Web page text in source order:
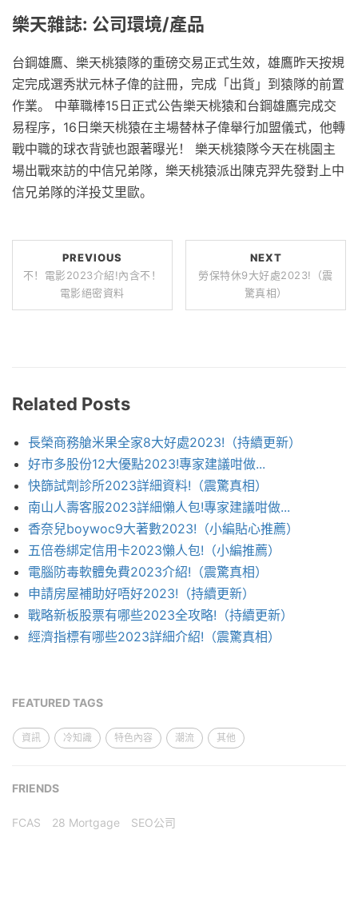
樂天雜誌: 公司環境/產品
台鋼雄鷹、樂天桃猿隊的重磅交易正式生效，雄鷹昨天按規
定完成選秀狀元林子偉的註冊，完成「出貨」到猿隊的前置
作業。 中華職棒15日正式公告樂天桃猿和台鋼雄鷹完成交
易程序，16日樂天桃猿在主場替林子偉舉行加盟儀式，他轉
戰中職的球衣背號也跟著曝光！ 樂天桃猿隊今天在桃園主
場出戰來訪的中信兄弟隊，樂天桃猿派出陳克羿先發對上中
信兄弟隊的洋投艾里歐。
PREVIOUS
不！電影2023介紹!內含不！
電影絕密資料
NEXT
勞保特休9大好處2023!（震
驚真相）
Related Posts
長榮商務艙米果全家8大好處2023!（持續更新）
好市多股份12大優點2023!專家建議咁做...
快篩試劑診所2023詳細資料!（震驚真相）
南山人壽客服2023詳細懶人包!專家建議咁做...
香奈兒boywoc9大著數2023!（小編貼心推薦）
五倍卷綁定信用卡2023懶人包!（小編推薦）
電腦防毒軟體免費2023介紹!（震驚真相）
申請房屋補助好唔好2023!（持續更新）
戰略新板股票有哪些2023全攻略!（持續更新）
經濟指標有哪些2023詳細介紹!（震驚真相）
FEATURED TAGS
資訊 冷知識 特色內容 潮流 其他
FRIENDS
FCAS 28 Mortgage SEO公司